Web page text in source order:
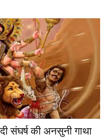
संघर्ष की अनसुनी गाथा